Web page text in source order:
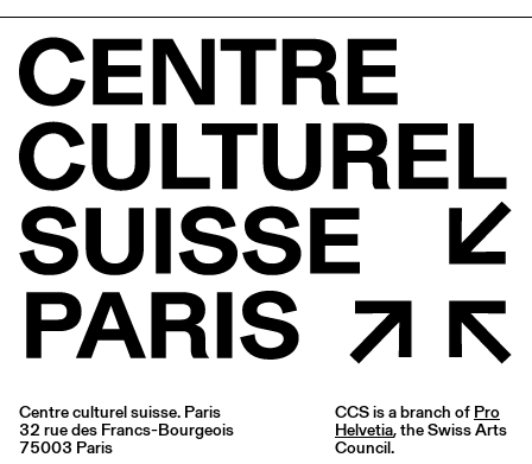
Centre culturel suisse. Paris
32 rue des Francs-Bourgeois
75003 Paris
CCS is a branch of Pro
Helvetia, the Swiss Arts
Council.